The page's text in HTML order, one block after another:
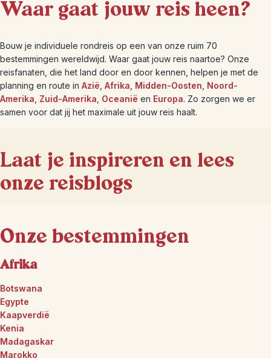
Waar gaat jouw reis heen?
Bouw je individuele rondreis op een van onze ruim 70
bestemmingen wereldwijd. Waar gaat jouw reis naartoe? Onze
reisfanaten, die het land door en door kennen, helpen je met de
planning en route in Azië Afrika Midden-Oosten Noord-
Amerika Zuid-Amerika Oceanië en Europa. Zo zorgen we er
samen voor dat jij het maximale uit jouw reis haalt.
Laat je inspireren en lees
onze reisblogs
Onze bestemmingen
Afrika
Botswana
Egypte
Kaapverdië
Kenia
Madagaskar
Marokko